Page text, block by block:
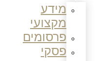
מידע
מקצועי
פרסומים
פסקי